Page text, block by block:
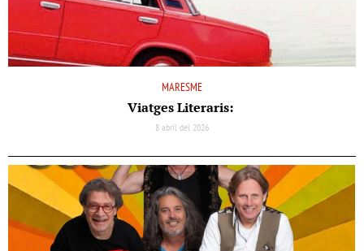
MARESME
Viatges Literaris:
8 abril del 2026